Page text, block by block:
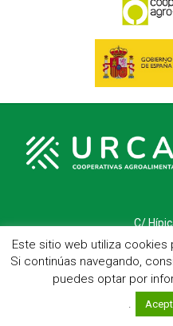
C/
Telf.: 983 23 95
Este sitio web utiliza
Si continúas navegando,
puedes optar por
.